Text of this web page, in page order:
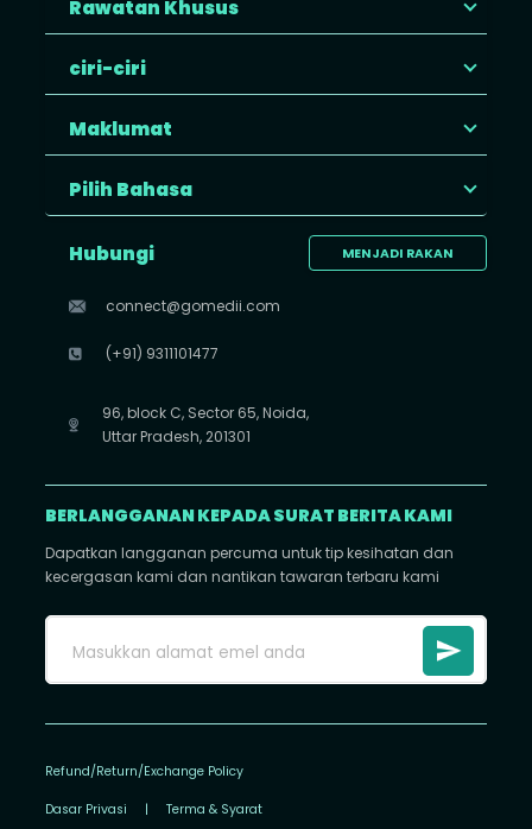
Rawatan Khusus
ciri-ciri
Maklumat
Pilih Bahasa
MENJADI RAKAN
Hubungi
connect@gomedii.com
(+91) 9311101477
96, block C, Sector 65, Noida,
Uttar Pradesh, 201301
BERLANGGANAN KEPADA SURAT BERITA KAMI
Dapatkan langganan percuma untuk tip kesihatan dan
kecergasan kami dan nantikan tawaran terbaru kami
Refund/Return/Exchange Policy
Dasar Privasi | Terma & Syarat